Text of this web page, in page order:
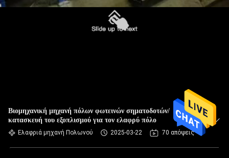
Βιομηχανική μηχανή πόλων φωτεινών σηματοδοτών/
κατασκευή του εξοπλισμού για τον ελαφρύ πόλο
Ελαφριά μηχανή Πολωνού 2025-03-22 70 απόψεις